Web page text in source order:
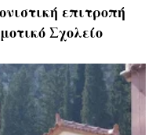
επιτροπή
Σχολείο